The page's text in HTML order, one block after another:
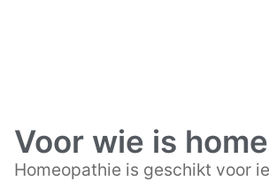
Voor wie is
Homeopathie is geschikt voor